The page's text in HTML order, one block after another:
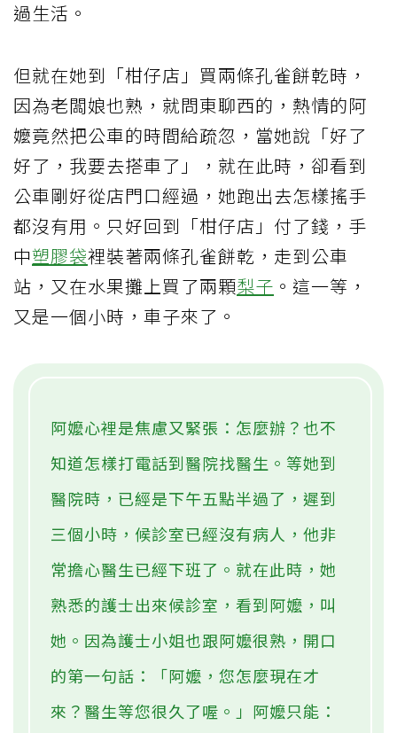
過生活。
但就在她到「柑仔店」買兩條孔雀餅乾時，
因為老闆娘也熟，就問東聊西的，熱情的阿
嬤竟然把公車的時間給疏忽，當她說「好了
好了，我要去搭車了」，就在此時，卻看到
公車剛好從店門口經過，她跑出去怎樣搖手
都沒有用。只好回到「柑仔店」付了錢，手
中塑膠袋裡裝著兩條孔雀餅乾，走到公車
站，又在水果攤上買了兩顆梨子 。這一等，
又是一個小時，車子來了。
阿嬤心裡是焦慮又緊張：怎麼辦？也不
知道怎樣打電話到醫院找醫生。等她到
醫院時，已經是下午五點半過了，遲到
三個小時，候診室已經沒有病人，他非
常擔心醫生已經下班了。就在此時，她
熟悉的護士出來候診室，看到阿嬤，叫
她。因為護士小姐也跟阿嬤很熟，開口
的第一句話：「阿嬤，您怎麼現在才
來？醫生等您很久了喔。」阿嬤只能：